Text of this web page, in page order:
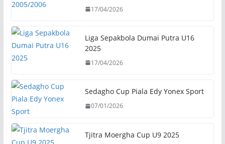
17/04/2026
Liga Sepakbola Dumai Putra U16
2025
17/04/2026
Sedagho Cup Piala Edy Yonex Sport
07/01/2026
Tjitra Moergha Cup U9 2025